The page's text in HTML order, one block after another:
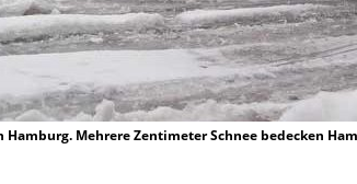
Mehrere Zentimeter Schnee bedecken